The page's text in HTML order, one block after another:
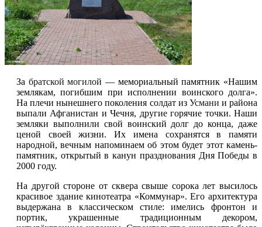
За братской могилой — мемориальный памятник «Нашим
землякам, погибшим при исполнении воинского долга».
На плечи нынешнего поколения солдат из Усмани и района
выпали Афганистан и Чечня, другие горячие точки. Наши
земляки выполнили свой воинский долг до конца, даже
ценой своей жизни. Их имена сохранятся в памяти
народной, вечным напоминаем об этом будет этот камень-
памятник, открытый в канун празднования Дня Победы в
2000 году.
На другой стороне от сквера свыше сорока лет высилось
красивое здание кинотеатра «Коммунар». Его архитектура
выдержана в классическом стиле: имелись фронтон и
портик, украшенные традиционным декором,